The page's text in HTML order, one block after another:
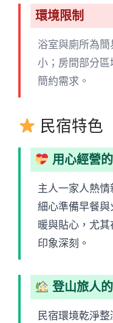
環境限制
浴室與廁所為
小；房間部分
簡約需求。
民宿特色
用心經營
主人一家人熱情
細心準備早餐
暖與貼心，尤
印象深刻。
登山旅人
民宿環境乾淨